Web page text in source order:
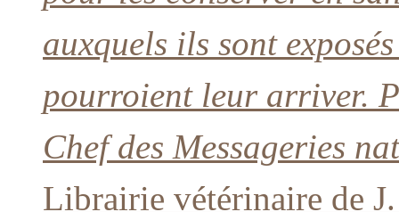
auxquels ils sont
pourroient leur arriver.
Chef des Messageries
Librairie vétérinaire de